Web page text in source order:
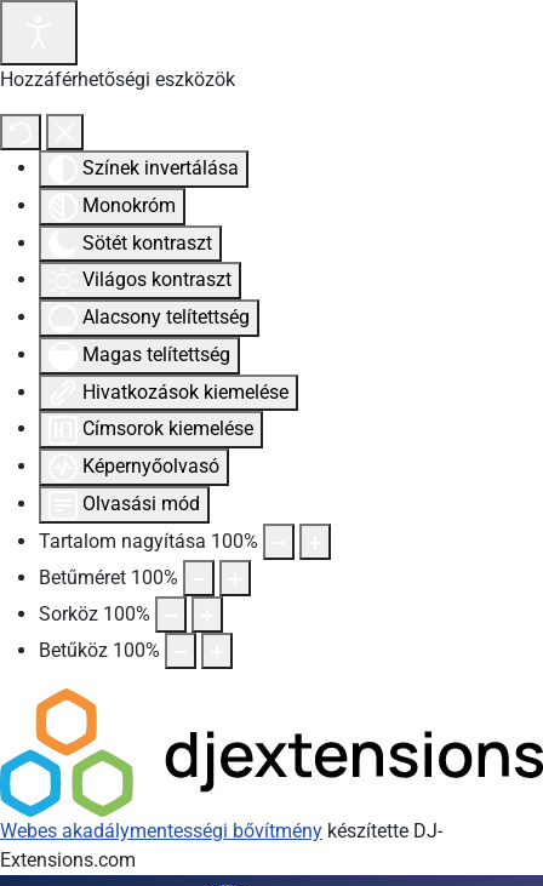
Hozzáférhetőségi eszközök
Színek invertálása
Monokróm
Sötét kontraszt
Világos kontraszt
Alacsony telítettség
Magas telítettség
Hivatkozások kiemelése
Címsorok kiemelése
Képernyőolvasó
Olvasási mód
Tartalom nagyítása 100%
Betűméret 100%
Sorköz 100%
Betűköz 100%
Webes akadálymentességi bővítmény készítette DJ-
Extensions.com